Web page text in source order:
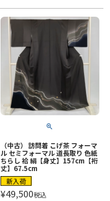
（中古） 訪問着 こげ茶 フォーマ
ル セミフォーマル 道長取り 色紙
ちらし 袷 絹【身丈】157cm【裄
丈】67.5cm
新入荷
¥49,500税込